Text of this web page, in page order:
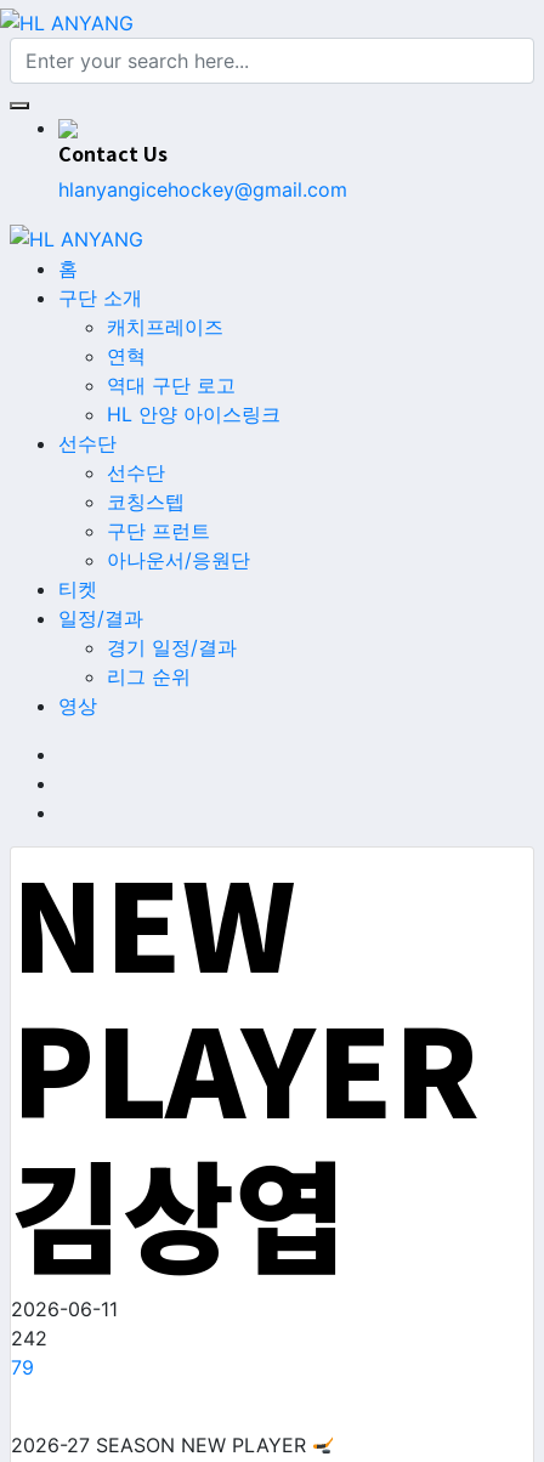
Contact Us
hlanyangicehockey@gmail.com
홈
구단 소개
캐치프레이즈
연혁
역대 구단 로고
HL 안양 아이스링크
선수단
선수단
코칭스텝
구단 프런트
아나운서/응원단
티켓
일정/결과
경기 일정/결과
리그 순위
영상
NEW
PLAYER
김상엽
2026-06-11
242
79
2026-27 SEASON NEW PLAYER